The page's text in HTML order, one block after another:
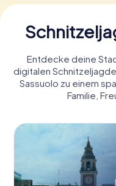
Entdecke deine
digitalen
Sassuolo zu einem
Familie,